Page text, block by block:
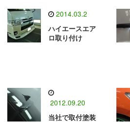
2014.03.2
ハイエースエア
ロ取り付け
2012.09.20
当社で取付塗装